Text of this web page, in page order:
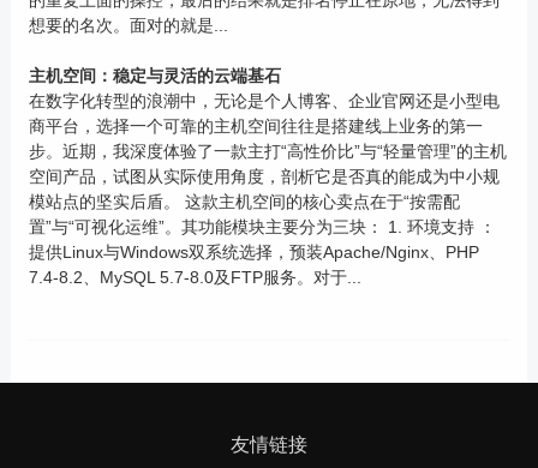
想要的名次。面对的就是...
主机空间：稳定与灵活的云端基石
在数字化转型的浪潮中，无论是个人博客、企业官网还是小型电
商平台，选择一个可靠的主机空间往往是搭建线上业务的第一
步。近期，我深度体验了一款主打“高性价比”与“轻量管理”的主机
空间产品，试图从实际使用角度，剖析它是否真的能成为中小规
模站点的坚实后盾。 这款主机空间的核心卖点在于“按需配
置”与“可视化运维”。其功能模块主要分为三块： 1. 环境支持 ：
提供Linux与Windows双系统选择，预装Apache/Nginx、PHP
7.4-8.2、MySQL 5.7-8.0及FTP服务。对于...
友情链接